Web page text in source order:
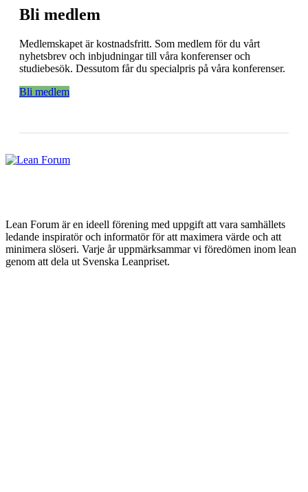
Bli medlem
Medlemskapet är kostnadsfritt. Som medlem för du vårt
nyhetsbrev och inbjudningar till våra konferenser och
studiebesök. Dessutom får du specialpris på våra konferenser.
Bli medlem
Lean Forum är en ideell förening med uppgift att vara samhällets
ledande inspiratör och informatör för att maximera värde och att
minimera slöseri. Varje år uppmärksammar vi föredömen inom lean
genom att dela ut Svenska Leanpriset.